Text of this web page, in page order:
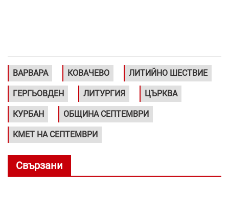
ВАРВАРА КОВАЧЕВО ЛИТИЙНО ШЕСТВИЕ
ГЕРГЬОВДЕН ЛИТУРГИЯ ЦЪРКВА
КУРБАН ОБЩИНА СЕПТЕМВРИ
КМЕТ НА СЕПТЕМВРИ
Свързани